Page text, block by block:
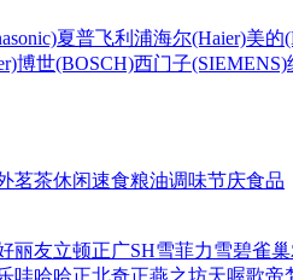
夏普飞利浦海尔(Haier)美的
博世(BOSCH)西门子(SIEMENS)
茗茶休闲速食粮油调味节庆食品
丽友立顿正广SH雪菲力雪碧雀巢
哇哈哈正北奇正燕之坊天喔歌帝